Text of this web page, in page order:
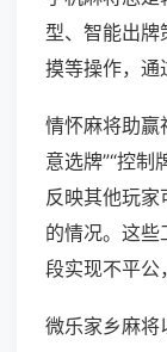
型、智能出牌
摸等操作，通
情怀麻将助赢
意选牌”“控制
反映其他玩家
的情况。这
段实现不平公
微乐家乡麻将